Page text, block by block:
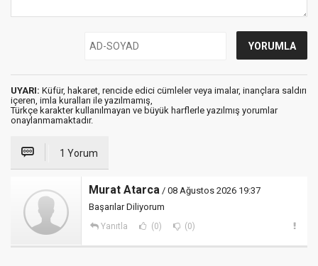
UYARI: Küfür, hakaret, rencide edici cümleler veya imalar, inançlara saldırı
içeren, imla kuralları ile yazılmamış,
Türkçe karakter kullanılmayan ve büyük harflerle yazılmış yorumlar
onaylanmamaktadır.
1 Yorum
Murat Atarca / 08 Ağustos 2026 19:37
Başarılar Diliyorum
Yanıtla (0) (0)